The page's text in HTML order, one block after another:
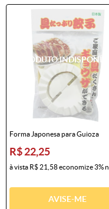
Forma Japonesa para Guioza
R$ 22,25
à vista R$ 21,58economize3%
AVISE-ME